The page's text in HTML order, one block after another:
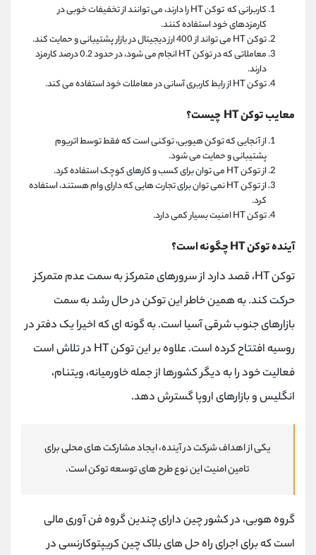
کاربرانی که توکن HT را دارند، می توانند از تخفیفات خوبی در
کارمزدهای خود استفاده کنند.
توکن HT می تواند از 400 ارز دیجیتال در بازار پشتیبانی و حمایت کند.
معاملاتی که در توکن HT انجام می شود، در حدود 0.2 درصد کارمزد
دارند.
توکن HT از رابط کاربری آسانی در معاملات خود استفاده می کند.
معایب توکن HT چیست؟
از آنجایی که توکن هیوبی، توکنی است که فقط توسط اتریوم
پشتیبانی و حمایت می شود.
از توکن HT می توان برای کسب و کارهای کوچک استفاده کرد.
از توکن HT نمی توان برای تجارت هایی که دارای وام هستند، استفاده
کرد.
توکن HT امنیت بسیار کمی دارد.
آینده توکن HT چگونه است؟
توکن HT، قصد دارد از سرورهای متمرکز به سمت عدم متمرکز
حرکت کند. به همین خاطر این توکن در حال رشد به سمت
بازارهای جنوب شرقی آسیا است. به گونه ای که اخیرا یک دفتر در
روسیه افتتاح کرده است. علاوه بر این توکن HT در تلاش است
فعالیت خود را به دیگر کشورها از جمله خاورمیانه، ویتنام،
انگلیس و بازارهای اروپا گسترش دهد.
یکی از اهداف شرکت در آینده، ایجاد مشارکت های محلی برای
تامین امنیت این نوع طرح های توسعه توکن است.
گروه هوبی، در کشور چین دارای چندین گروه فن آوری مالی
است که برای اجرای راه حل های بلاک چین کریپتوکارنسی در